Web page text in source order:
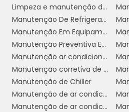
Realizar essas etapas de
e regular é essencial
em ótimo estado,
futuros e aumentando
equipamento.
BENEFÍCIOS DA
MANUTENÇÃO
Limpeza e manutenção de ar condicionado
Manutenção De Refrigeração
Manutenção Em Equipamentos De Refrigeração
Manutenção Preventiva Em Refrigeração
Manutenção ar condicionado
Manutenção corretiva de ar condicionado
Manutenção de Chiller
Manutenção de ar condicionado
Manutenção de ar condicionado VRF